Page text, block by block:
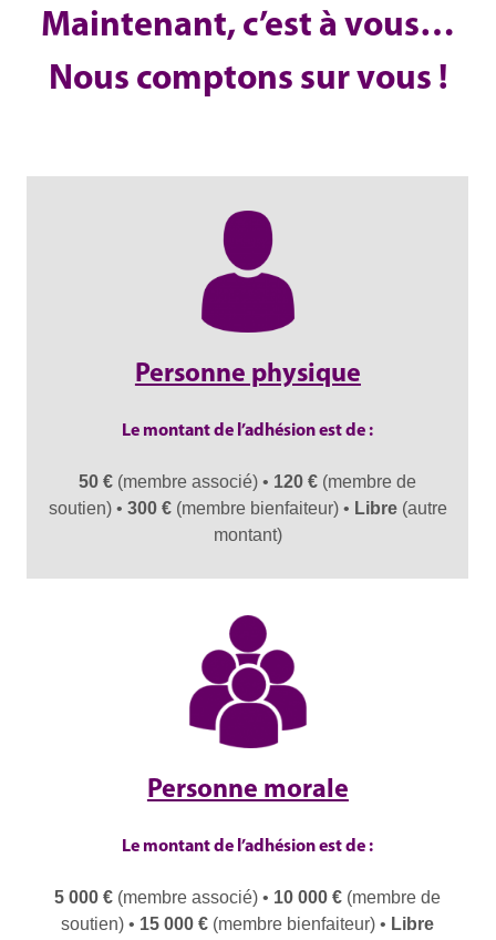
Maintenant, c’est à vous…
Nous comptons sur vous !
Personne physique
Le montant de l’adhésion est de :
50 € (membre associé) • 120 € (membre de
soutien) • 300 €(membre bienfaiteur) • Libre(autre
montant)
Personne morale
Le montant de l’adhésion est de :
5 000 € (membre associé) • 10 000 € (membre de
soutien) • 15 000 € (membre bienfaiteur) • Libre